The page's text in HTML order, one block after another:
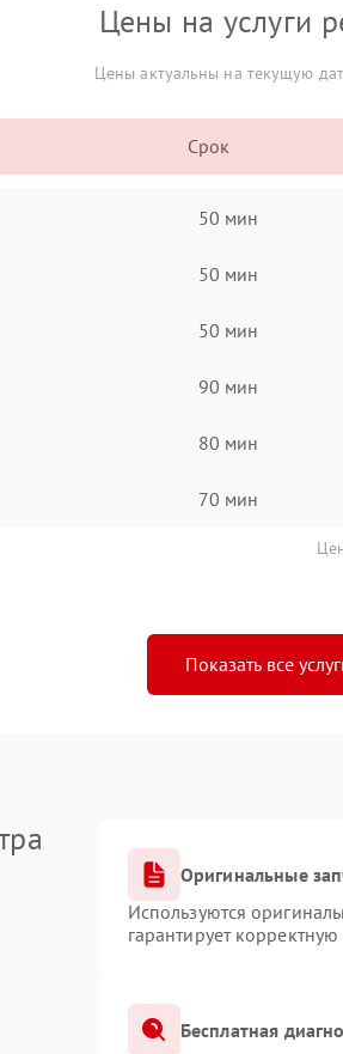
Цены на услуги
Цены актуальны на текущую
Срок
50 мин
50 мин
50 мин
90 мин
80 мин
70 мин
Показать все
Оригинальные
Используются
гарантирует
Бесплатная